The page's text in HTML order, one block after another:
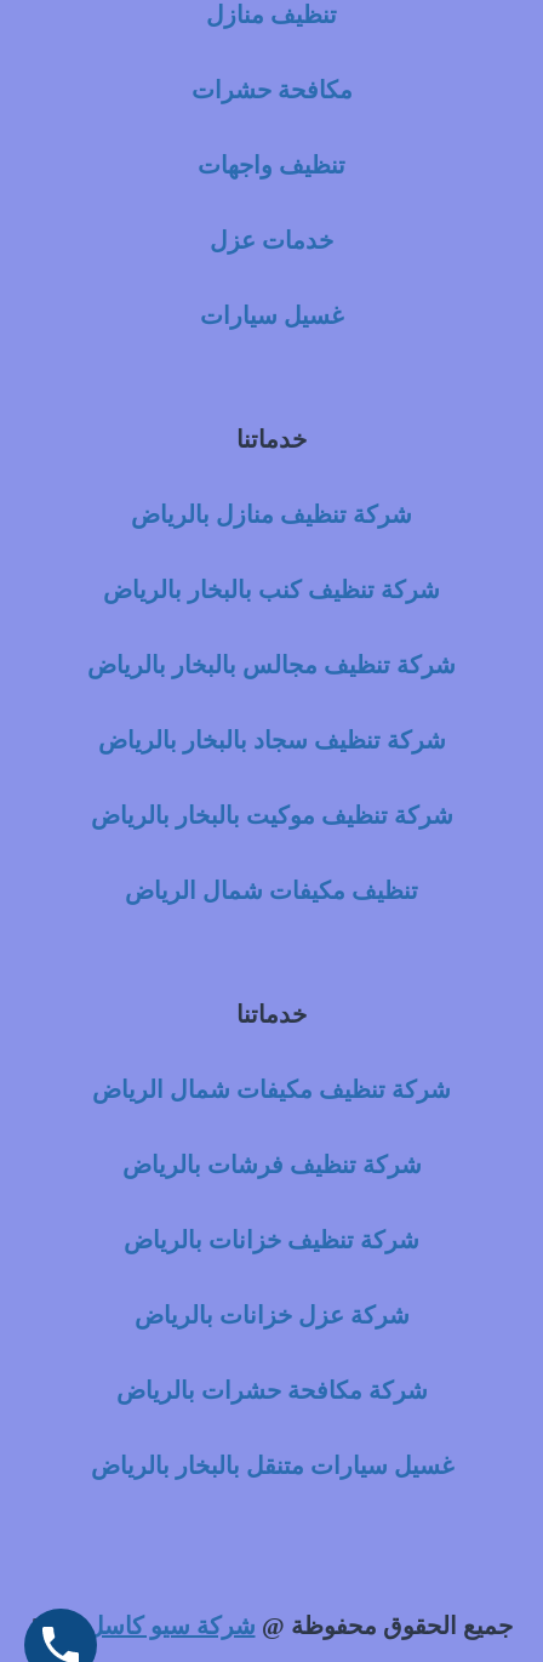
تنظيف منازل
مكافحة حشرات
تنظيف واجهات
خدمات عزل
غسيل سيارات
خدماتنا
شركة تنظيف منازل بالرياض
شركة تنظيف كنب بالبخار بالرياض
شركة تنظيف مجالس بالبخار بالرياض
شركة تنظيف سجاد بالبخار بالرياض
شركة تنظيف موكيت بالبخار بالرياض
تنظيف مكيفات شمال الرياض
خدماتنا
شركة تنظيف مكيفات شمال الرياض
شركة تنظيف فرشات بالرياض
شركة تنظيف خزانات بالرياض
شركة عزل خزانات بالرياض
شركة مكافحة حشرات بالرياض
غسيل سيارات متنقل بالبخار بالرياض
جميع الحقوق محفوظة @ شركة سيو كاسل2021